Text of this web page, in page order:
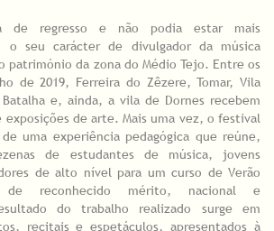
de regresso e não podia estar mais
o seu carácter de divulgador da música
património da zona do Médio Tejo. Entre os
de 2019, Ferreira do Zêzere, Tomar, Vila
Batalha e, ainda, a vila de Dornes recebem
de arte. Mais uma vez, o festival
uma experiência pedagógica que reúne,
de estudantes de música, jovens
de alto nível para um curso de Verão
de reconhecido mérito, nacional e
do trabalho realizado surge em
recitais e espetáculos, apresentados à